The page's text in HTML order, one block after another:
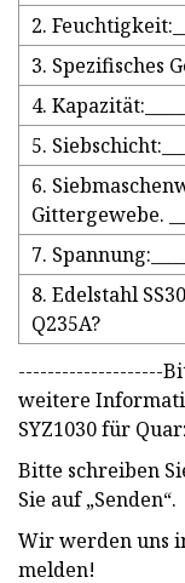
2.
3. Spezifisches
4.
5.
6.
Gittergewebe.
7.
8. Edelstahl
Q235A?
--------------------
weitere
SYZ1030 für
Bitte schreiben
Sie auf „Senden“.
Wir werden uns
melden!